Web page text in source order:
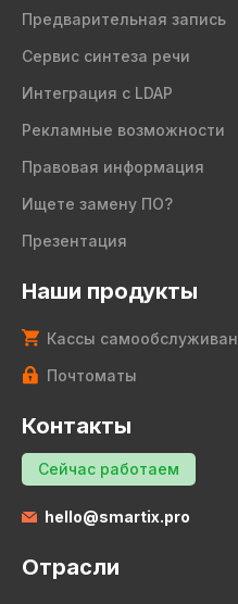
Предварительная запись
Сервис синтеза речи
Интеграция с LDAP
Рекламные возможности
Правовая информация
Ищете замену ПО?
Презентация
Наши продукты
Кассы
Почтоматы
Контакты
Сейчас работаем
hello@smartix.pro
Отрасли